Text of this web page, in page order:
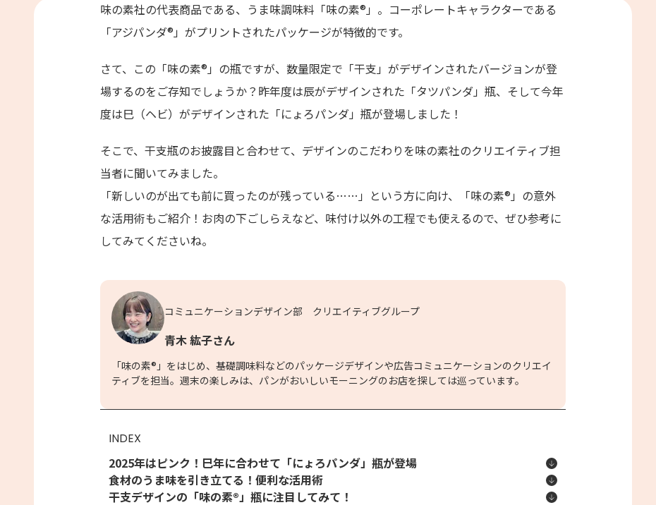
味の素社の代表商品である、うま味調味料「味の素®」。コーポレートキャラクターである
「アジパンダ®」がプリントされたパッケージが特徴的です。
さて、この「味の素®」の瓶ですが、数量限定で「干支」がデザインされたバージョンが登
場するのをご存知でしょうか？昨年度は辰がデザインされた「タツパンダ」瓶、そして今年
度は巳（ヘビ）がデザインされた「にょろパンダ」瓶が登場しました！
そこで、干支瓶のお披露目と合わせて、デザインのこだわりを味の素社のクリエイティブ担
当者に聞いてみました。
「新しいのが出ても前に買ったのが残っている……」という方に向け、「味の素®」の意外
な活用術もご紹介！お肉の下ごしらえなど、味付け以外の工程でも使えるので、ぜひ参考に
してみてくださいね。
コミュニケーションデザイン部 クリエイティブグループ
青木 紘子さん
「味の素®」をはじめ、基礎調味料などのパッケージデザインや広告コミュニケーションのクリエイ
ティブを担当。週末の楽しみは、パンがおいしいモーニングのお店を探しては巡っています。
INDEX
2025年はピンク！巳年に合わせて「にょろパンダ」瓶が登場
食材のうま味を引き立てる！便利な活用術
干支デザインの「味の素®」瓶に注目してみて！